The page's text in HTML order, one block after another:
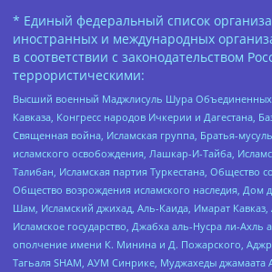
* Единый федеральный список
иностранных и международных
в соответствии с законодательством
террористическими:
Высший военный Маджлисуль Шура Объединенных
Кавказа, Конгресс народов Ичкерии и Дагестана,
Священная война, Исламская группа, Братья-
исламского освобождения, Лашкар-И-Тайба,
Талибан, Исламская партия Туркестана, Общество
Общество возрождения исламского наследия, Дом
Шам, Исламский джихад, Аль-Каида, Имарат Кавказ,
Исламское государство, Джабха аль-Нусра ли-
ополчение имени К. Минина и Д. Пожарского, Аджр
Тагьаля SHAM, АУМ Синрике, Муджахеды джамаата